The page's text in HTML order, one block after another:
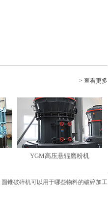
> 查看更多
YGM高压悬辊磨粉机
圆锥破碎机可以用于哪些物料的破碎加工